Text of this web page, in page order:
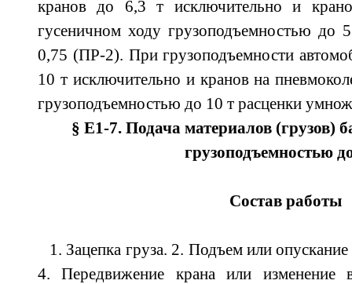
кранов до 6,3 т исключительно и
гусеничном ходу грузоподъемностью до
0,75 (ПР-2). При грузоподъемности
10 т исключительно и кранов на
грузоподъемностью до 10 т расценки
§ Е1-7. Подача материалов
грузоподъемностью
Состав работы
1. Зацепка груза. 2. Подъем или
4. Передвижение крана или изменение